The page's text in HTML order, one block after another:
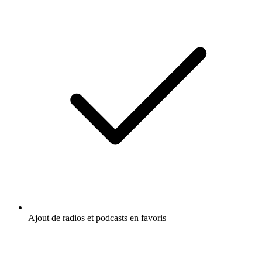
Ajout de radios et podcasts en favoris